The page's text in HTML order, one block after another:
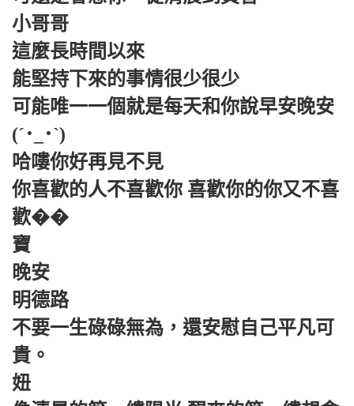
小哥哥
這麼長時間以來
能堅持下來的事情很少很少
可能唯一一個就是每天和你說早安晚安
(´･_･`)
哈嘍你好再見不見
你喜歡的人不喜歡你 喜歡你的你又不喜
歡��
寶
晚安
明德路
不要一生碌碌無為，還安慰自己平凡可
貴。
妞